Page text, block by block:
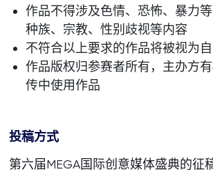
作品不得涉及色情、恐怖、暴力
种族、宗教、性别歧视等内容
不符合以上要求的作品将被视为
作品版权归参赛者所有，主办方
传中使用作品
投稿方式
第六届MEGA国际创意媒体盛典的征